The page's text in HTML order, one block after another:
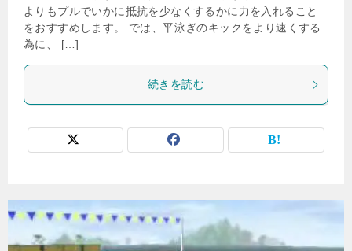
よりもプルでいかに抵抗を少なくするかに力を入れること
をおすすめします。 では、平泳ぎのキックをより速くする
為に、 […]
続きを読む